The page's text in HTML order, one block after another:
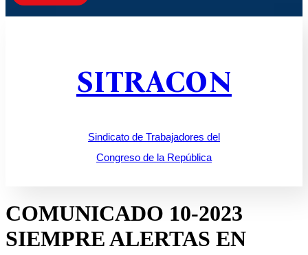
SITRACON
Sindicato de Trabajadores del
Congreso de la República
COMUNICADO 10-2023
SIEMPRE ALERTAS EN